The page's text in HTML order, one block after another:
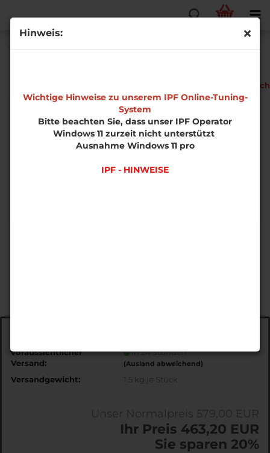
Hinweis:
Wichtige Hinweise zu unserem IPF Online-Tuning-
System
Bitte beachten Sie, dass unser IPF Operator
Windows 11 zurzeit nicht unterstützt
Ausnahme Windows 11 pro
IPF - HINWEISE
Volkswagen Golf 5 2.0 TDI PD Phase 1
Software
voraussichtlicher
Versand:
in 24 Stunden
(Ausland abweichend)
Versandgewicht: 1.5 kg je Stück
Ihr Preis 463,20 EUR
Sie sparen 20%